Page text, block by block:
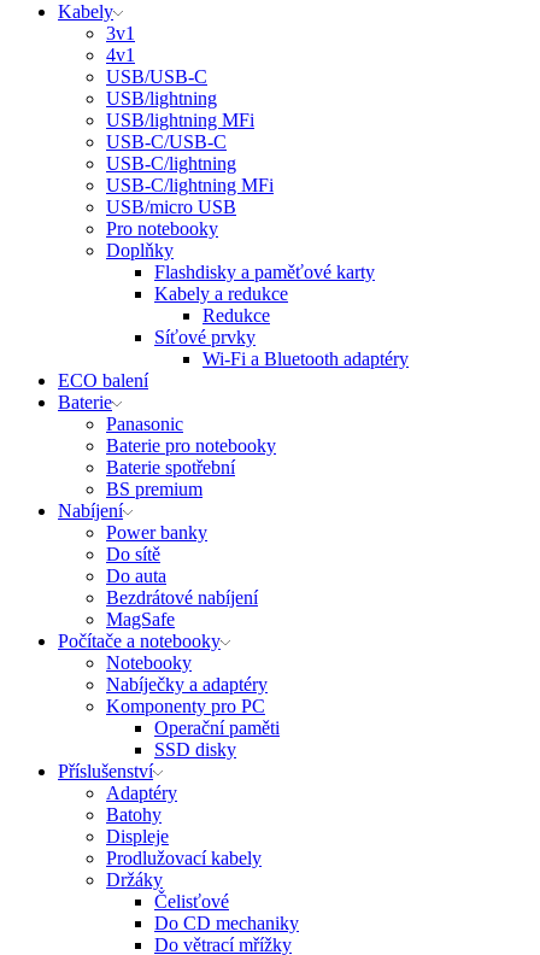
Kabely
3v1
4v1
USB/USB-C
USB/lightning
USB/lightning MFi
USB-C/USB-C
USB-C/lightning
USB-C/lightning MFi
USB/micro USB
Pro notebooky
Doplňky
Flashdisky a paměťové karty
Kabely a redukce
Redukce
Síťové prvky
Wi-Fi a Bluetooth adaptéry
ECO balení
Baterie
Panasonic
Baterie pro notebooky
Baterie spotřební
BS premium
Nabíjení
Power banky
Do sítě
Do auta
Bezdrátové nabíjení
MagSafe
Počítače a notebooky
Notebooky
Nabíječky a adaptéry
Komponenty pro PC
Operační paměti
SSD disky
Příslušenství
Adaptéry
Batohy
Displeje
Prodlužovací kabely
Držáky
Čelisťové
Do CD mechaniky
Do větrací mřížky